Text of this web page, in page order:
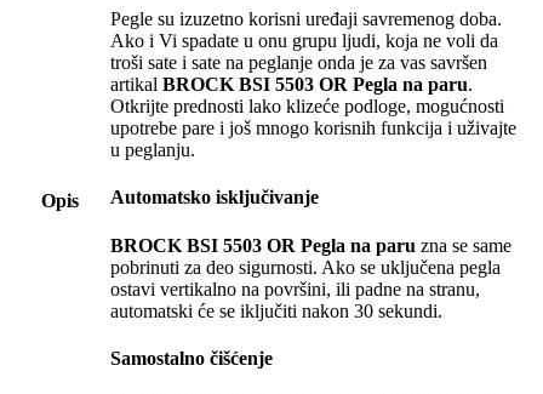
Opis
Pegle su izuzetno korisni uređaji savremenog doba.
Ako i Vi spadate u onu grupu ljudi, koja ne voli da
troši sate i sate na peglanje onda je za vas savršen
artikal BROCK BSI 5503 OR Pegla na paru.
Otkrijte prednosti lako klizeće podloge, mogućnosti
upotrebe pare i još mnogo korisnih funkcija i uživajte
u peglanju.
Automatsko isključivanje
BROCK BSI 5503 OR Pegla na paru zna se same
pobrinuti za deo sigurnosti. Ako se uključena pegla
ostavi vertikalno na površini, ili padne na stranu,
automatski će se iključiti nakon 30 sekundi.
Samostalno čišćenje